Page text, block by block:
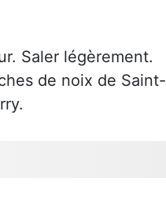
Saler légèrement.
de noix de Saint-